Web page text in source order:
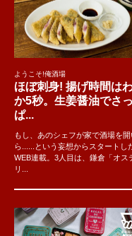
ようこそ!俺酒場
ほぼ刺身! 揚げ時間は
か5秒。生姜醤油でさっ
ぱ...
もし、あのシェフが家で酒場を開
ら......という妄想からスタートし
WEB連載。3人目は、鎌倉「オス
リ...